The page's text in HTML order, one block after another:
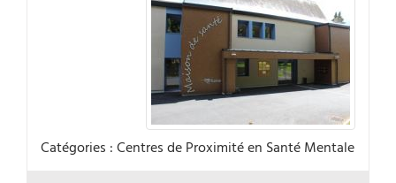
Catégories :Centres de Proximité en Santé Mentale